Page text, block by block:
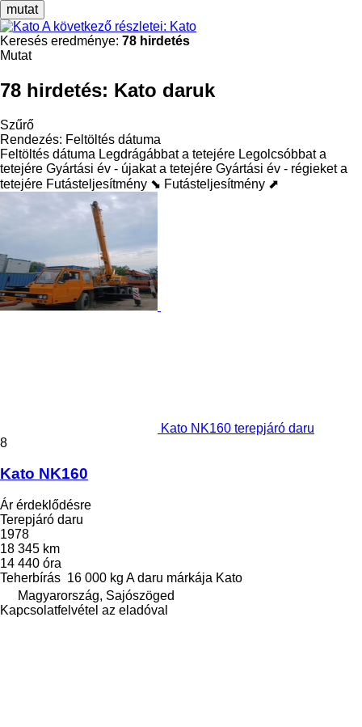
mutat
A következő részletei: Kato
Keresés eredménye: 78 hirdetés
Mutat
78 hirdetés: Kato daruk
Szűrő
Rendezés: Feltöltés dátuma
Feltöltés dátuma Legdrágábbat a tetejére Legolcsóbbat a
tetejére Gyártási év - újakat a tetejére Gyártási év - régieket a
tetejére Futásteljesítmény ⬊ Futásteljesítmény ⬈
Kato NK160 terepjáró daru
8
Kato NK160
Ár érdeklődésre
Terepjáró daru
1978
18 345 km
14 440 óra
Teherbírás 16 000 kg A daru márkája Kato
Magyarország, Sajószöged
Kapcsolatfelvétel az eladóval